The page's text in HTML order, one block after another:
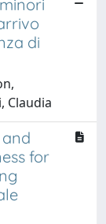
di
Claudia
for